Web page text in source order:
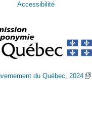
Accessibilité
du Québec, 2024